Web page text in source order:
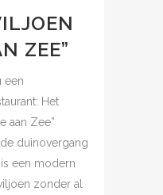
ZEE”
een
Het
aan Zee”
duinovergang
een modern
zonder al